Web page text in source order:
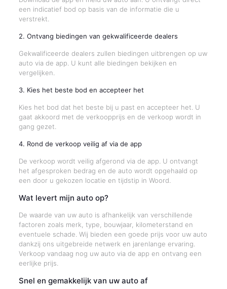
een indicatief bod op basis van de informatie die u
verstrekt.
2. Ontvang biedingen van gekwalificeerde dealers
Gekwalificeerde dealers zullen biedingen uitbrengen op uw
auto via de app. U kunt alle biedingen bekijken en
vergelijken.
3. Kies het beste bod en accepteer het
Kies het bod dat het beste bij u past en accepteer het. U
gaat akkoord met de verkoopprijs en de verkoop wordt in
gang gezet.
4. Rond de verkoop veilig af via de app
De verkoop wordt veilig afgerond via de app. U ontvangt
het afgesproken bedrag en de auto wordt opgehaald op
een door u gekozen locatie en tijdstip in Woord.
Wat levert mijn auto op?
De waarde van uw auto is afhankelijk van verschillende
factoren zoals merk, type, bouwjaar, kilometerstand en
eventuele schade. Wij bieden een goede prijs voor uw auto
dankzij ons uitgebreide netwerk en jarenlange ervaring.
Verkoop vandaag nog uw auto via de app en ontvang een
eerlijke prijs.
Snel en gemakkelijk van uw auto af